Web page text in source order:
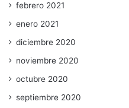
febrero 2021
enero 2021
diciembre 2020
noviembre 2020
octubre 2020
septiembre 2020